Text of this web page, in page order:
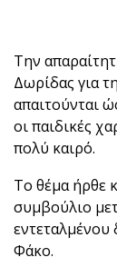
Την
Δωρίδας για
απαιτούνται
οι παιδικές
πολύ καιρό.
Το θέμα ήρθε
συμβούλιο
Φάκο.